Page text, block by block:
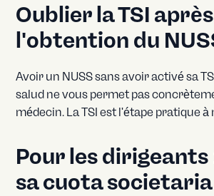
Oublier la TSI après
l'obtention du
Avoir un NUSS sans avoir activé sa
salud ne vous permet pas
médecin. La TSI est l'étape pratique à
Pour les
sa cuota societaria